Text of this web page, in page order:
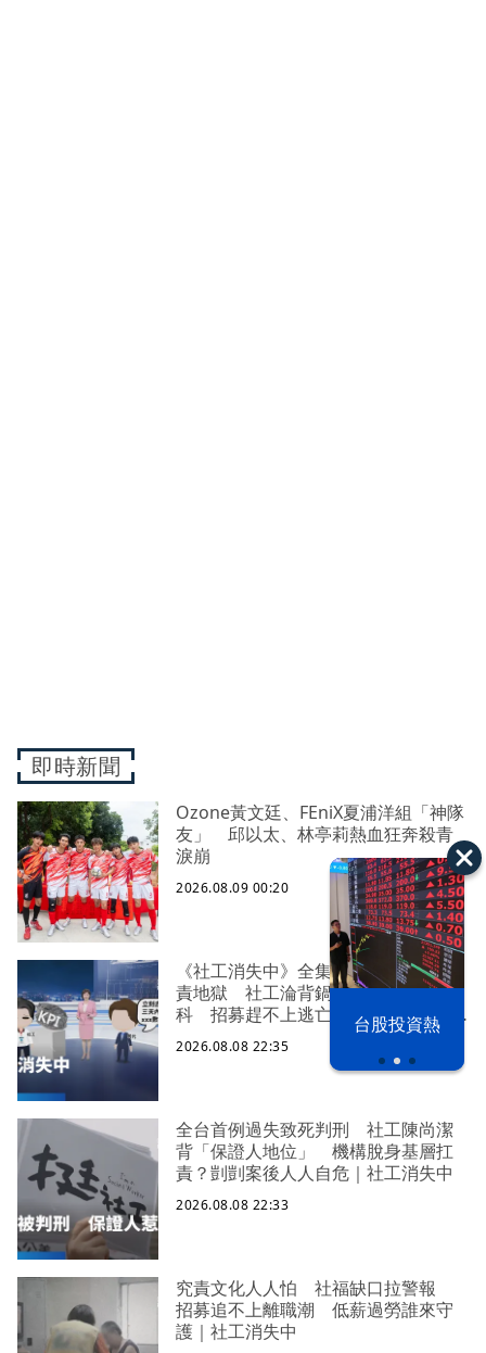
漢光42演習 台股投資熱
即時新聞
Ozone黃文廷、FEniX夏浦洋組「神隊
友」 邱以太、林亭莉熱血狂奔殺青
淚崩
2026.08.09 00:20
《社工消失中》全集 八成過勞陷究
責地獄 社工淪背鍋垃圾桶求助身心
科 招募趕不上逃亡潮 全台社工缺
口警報 揭薪資回捐黑幕 血汗錢遭
剝削
2026.08.08 22:35
全台首例過失致死判刑 社工陳尚潔
背「保證人地位」 機構脫身基層扛
責？剴剴案後人人自危｜社工消失中
2026.08.08 22:33
究責文化人人怕 社福缺口拉警報
招募追不上離職潮 低薪過勞誰來守
護｜社工消失中